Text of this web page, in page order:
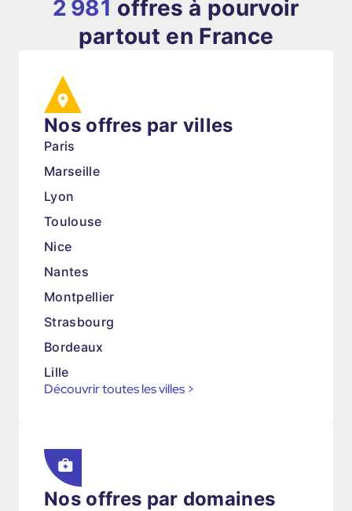
2 981 offres à pourvoir
partout en France
Nos offres par villes
Paris
Marseille
Lyon
Toulouse
Nice
Nantes
Montpellier
Strasbourg
Bordeaux
Lille
Découvrir toutes les villes >
Nos offres par domaines